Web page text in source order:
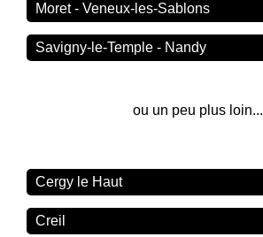
Moret - Veneux-les-Sablons
Savigny-le-Temple - Nandy
ou un peu plus loin...
Cergy le Haut
Creil